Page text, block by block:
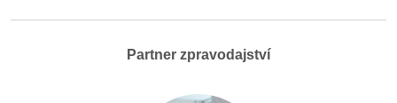
Partner zpravodajství